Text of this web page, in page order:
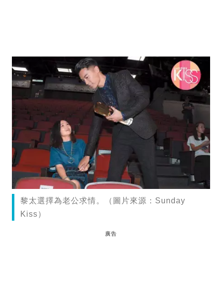
黎太選擇為老公求情。（圖片來源：Sunday
Kiss）
廣告